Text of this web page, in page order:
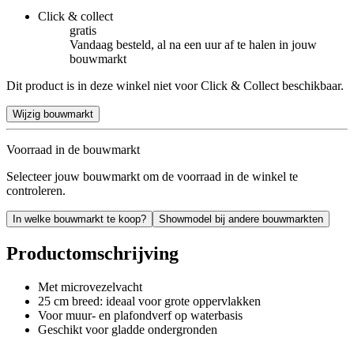
Click & collect
gratis
Vandaag besteld, al na een uur af te halen in jouw
bouwmarkt
Dit product is in deze winkel niet voor Click & Collect beschikbaar.
Wijzig bouwmarkt
Voorraad in de bouwmarkt
Selecteer jouw bouwmarkt om de voorraad in de winkel te
controleren.
In welke bouwmarkt te koop? Showmodel bij andere bouwmarkten
Productomschrijving
Met microvezelvacht
25 cm breed: ideaal voor grote oppervlakken
Voor muur- en plafondverf op waterbasis
Geschikt voor gladde ondergronden